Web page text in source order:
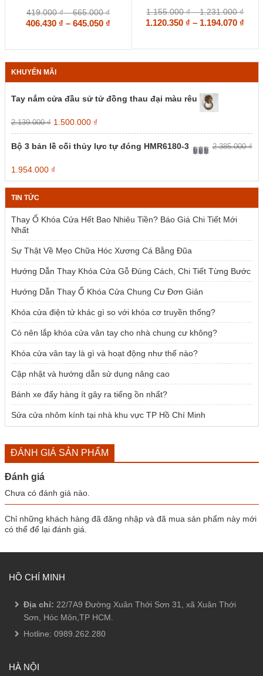
có
thể
được
chọn
trên
trang
sản
419.000₫ – 665.000₫Khoảng
giá:
665.000 ₫
406.430 ₫ – 645.050 ₫
biến
thể.
có
được
chọn
1.155.000₫ – 1.231.000₫
giá:
1.120.350 ₫ – 1.194.070 ₫
KHUYẾN MÃI
Tay nắm cửa đầu sử tử đồng thau đại màu rêu
2.139.000₫ Giá
gốc
là:
2.139.000 ₫.
1.500.000 ₫Giá
hiện
là:
Bộ 3 bản lề cối thủy lực tự đóng HMR6180-3 2.385.000₫
Giá
gốc
là:
2.385.000 ₫.
1.954.000 ₫Giá
hiện
tại
1.954.000 ₫.
TIN TỨC
Thay Ổ Khóa Cửa Hết Bao Nhiêu Tiền? Báo Giá Chi Tiết Mới
Nhất
Sự Thật Về Mẹo Chữa Hóc Xương Cá Bằng Đũa
Hướng Dẫn Thay Khóa Cửa Gỗ Đúng Cách, Chi Tiết Từng Bước
Hướng Dẫn Thay Ổ Khóa Cửa Chung Cư Đơn Giản
Khóa cửa điện tử khác gì so với khóa cơ truyền thống?
Có nên lắp khóa cửa vân tay cho nhà chung cư không?
Khóa cửa vân tay là gì và hoạt động như thế nào?
Cập nhật và hướng dẫn sử dụng nâng cao
Bánh xe đẩy hàng ít gây ra tiếng ồn nhất?
Sửa cửa nhôm kính tại nhà khu vực TP Hồ Chí Minh
ĐÁNH GIÁ SẢN PHẨM
Đánh giá
Chưa có đánh giá nào.
Chỉ những khách hàng đã đăng nhập và đã mua sản phẩm này mới
có thể để lại đánh giá.
HỒ CHÍ MINH
Địa chỉ: 22/7A9 Đường Xuân Thới Sơn 31, xã Xuân Thới
Sơn, Hóc Môn,TP HCM.
Hotline: 0989.262.280
HÀ NỘI